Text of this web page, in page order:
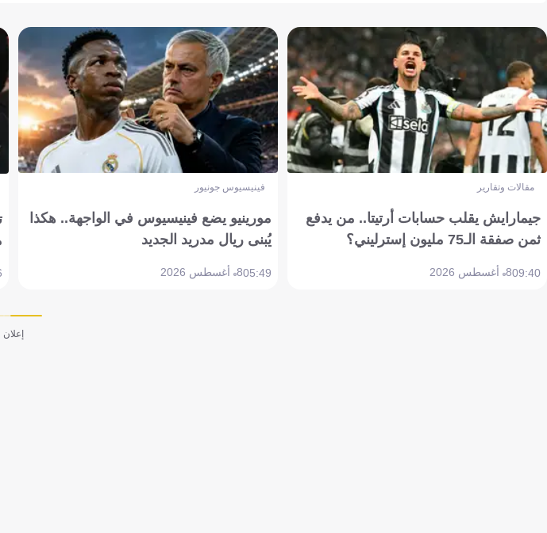
مقالات وتقارير
جيمارايش يقلب حسابات أرتيتا.. من يدفع
ثمن صفقة الـ75 مليون إسترليني؟
09:408 أغسطس 2026
فينيسيوس جونيور
مورينيو يضع فينيسيوس في الواجهة.. هكذا
يُبنى ريال مدريد الجديد
05:498 أغسطس 2026
إعلان